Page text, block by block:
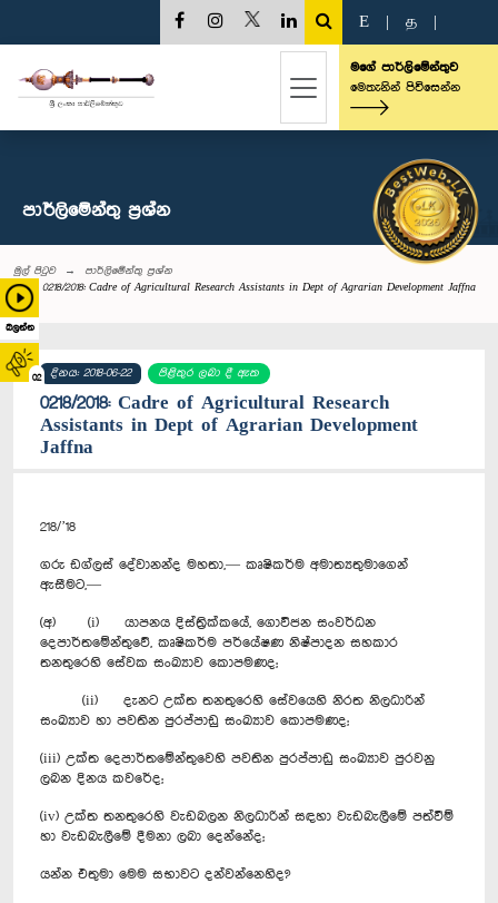
බලන්න
02
E த
මගේ පාර්ලිමේන්තුව
මෙතැනින් පිවිසෙන්න
පාර්ලි‌මේන්තු‌ ප්‍රශ්න
මුල් පිටුව
පාර්ලි‌මේන්තු‌ ප්‍රශ්න
0218/2018: Cadre of Agricultural Research Assistants in Dept of Agrarian Development Jaffna
දිනය: 2018-06-22 පිළිතුර ලබා දී ඇත
0218/2018: Cadre of Agricultural Research
Assistants in Dept of Agrarian Development
Jaffna
218/’18
ගරු ඩග්ලස් දේවානන්ද මහතා,— කෘෂිකර්ම අමාත්‍යතුමාගෙන්
ඇසීමට,—
(අ) (i) යාපනය දිස්ත්‍රික්කයේ, ‍ගොවිජන සංවර්ධන
දෙපාර්තමේන්තුවේ, කෘෂිකර්ම පර්යේෂණ නිෂ්පාදන සහකාර
තනතුරෙහි සේවක සංඛ්‍යාව කොපමණද;
(ii) දැනට උක්ත තනතුරෙහි සේවයෙහි නිරත නිලධාරින්
සංඛ්‍යාව හා පවතින පුරප්පාඩු සංඛ්‍යාව කොපමණද;
(iii) උක්ත දෙපාර්තමේන්තුවෙහි පවතින පුරප්පාඩු සංඛ්‍යාව පුරවනු
ලබන දිනය කවරේද;
(iv) උක්ත තනතුරෙහි වැඩබලන නිලධාරින් සඳහා වැඩබැලීමේ පත්වීම්
හා වැඩබැලීමේ දීමනා ලබා දෙන්නේද;
යන්න එතුමා මෙම සභාවට දන්වන්නෙහිද?